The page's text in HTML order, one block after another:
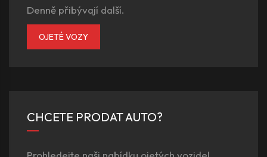
Denně přibývají další.
OJETÉ VOZY
CHCETE PRODAT AUTO?